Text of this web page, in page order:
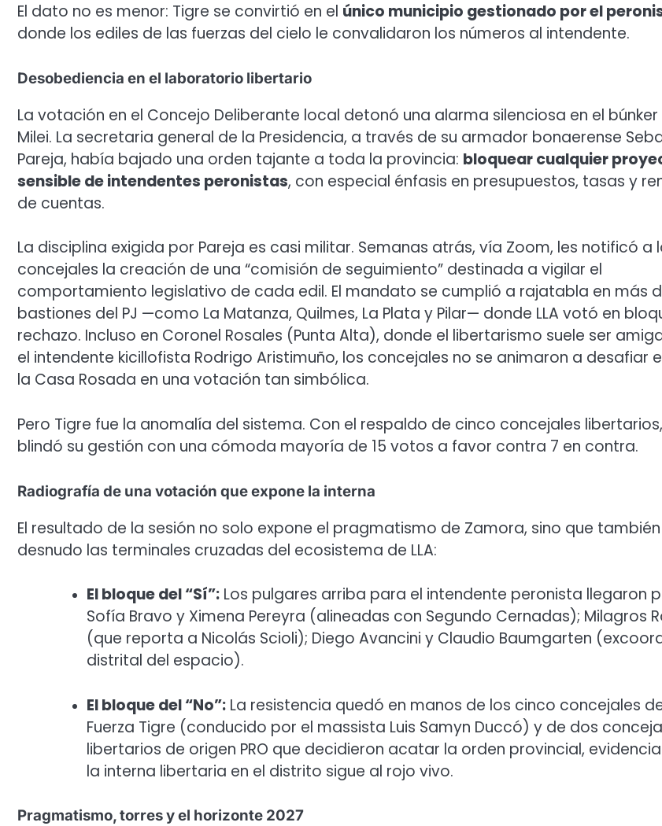
El dato no es menor: Tigre se convirtió en el único municipio gestionado por el
donde los ediles de las fuerzas del cielo le convalidaron los números al intendente.
Desobediencia en el laboratorio libertario
La votación en el Concejo Deliberante local detonó una alarma silenciosa en el búnker
Milei. La secretaria general de la Presidencia, a través de su armador bonaerense
Pareja, había bajado una orden tajante a toda la provincia: bloquear cualquier
sensible de intendentes peronistas, con especial énfasis en presupuestos, tasas y
de cuentas.
La disciplina exigida por Pareja es casi militar. Semanas atrás, vía Zoom, les notificó a
concejales la creación de una “comisión de seguimiento” destinada a vigilar el
comportamiento legislativo de cada edil. El mandato se cumplió a rajatabla en más
bastiones del PJ —como La Matanza, Quilmes, La Plata y Pilar— donde LLA votó en
rechazo. Incluso en Coronel Rosales (Punta Alta), donde el libertarismo suele ser
el intendente kicillofista Rodrigo Aristimuño, los concejales no se animaron a desafiar
la Casa Rosada en una votación tan simbólica.
Pero Tigre fue la anomalía del sistema. Con el respaldo de cinco concejales
blindó su gestión con una cómoda mayoría de 15 votos a favor contra 7 en contra.
Radiografía de una votación que expone la interna
El resultado de la sesión no solo expone el pragmatismo de Zamora, sino que
desnudo las terminales cruzadas del ecosistema de LLA:
El bloque del “Sí”: Los pulgares arriba para el intendente peronista llegaron
Sofía Bravo y Ximena Pereyra (alineadas con Segundo Cernadas); Milagros
(que reporta a Nicolás Scioli); Diego Avancini y Claudio Baumgarten
distrital del espacio).
El bloque del “No”: La resistencia quedó en manos de los cinco concejales
Fuerza Tigre (conducido por el massista Luis Samyn Duccó) y de dos
libertarios de origen PRO que decidieron acatar la orden provincial,
la interna libertaria en el distrito sigue al rojo vivo.
Pragmatismo, torres y el horizonte 2027